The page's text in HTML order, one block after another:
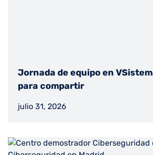
Jornada de equipo en
para compartir
julio 31, 2026